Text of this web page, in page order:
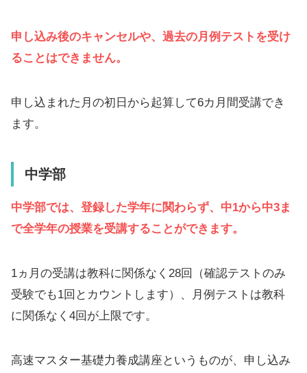
申し込み後のキャンセルや、過去の月例テストを受け
ることはできません。
申し込まれた月の初日から起算して6カ月間受講でき
ます。
中学部
中学部では、登録した学年に関わらず、中1から中3ま
で全学年の授業を受講することができます。
1ヵ月の受講は教科に関係なく28回（確認テストのみ
受験でも1回とカウントします）、月例テストは教科
に関係なく4回が上限です。
高速マスター基礎力養成講座というものが、申し込み